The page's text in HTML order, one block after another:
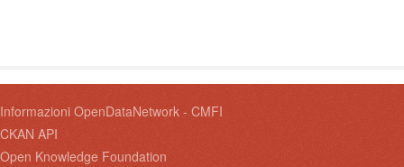
Informazioni OpenDataNetwork - CMFI
CKAN API
Open Knowledge Foundation